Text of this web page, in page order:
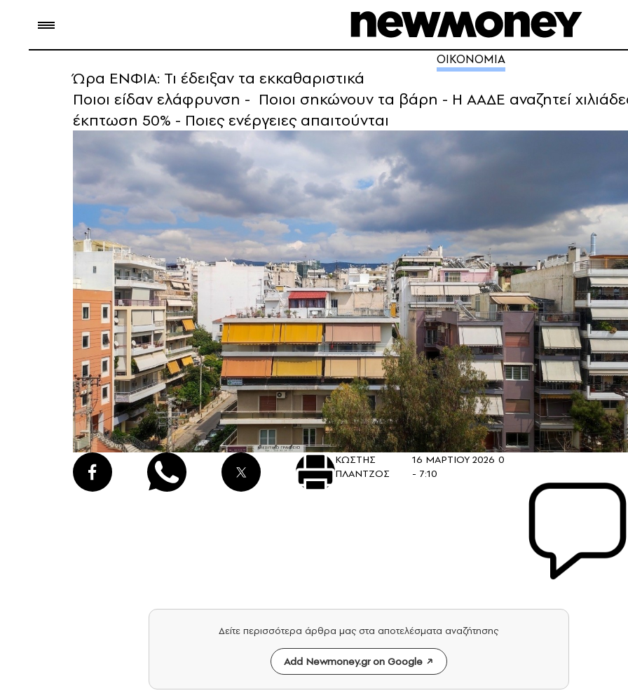
ΟΙΚΟΝΟΜΙΑ
Ώρα ΕΝΦΙΑ: Τι έδειξαν τα εκκαθαριστικά
Ποιοι είδαν ελάφρυνση - Ποιοι σηκώνουν τα βάρη - Η ΑΑΔΕ αναζητεί
έκπτωση 50% - Ποιες ενέργειες απαιτούνται
ΚΩΣΤΗΣ
ΠΛΑΝΤΖΟΣ
16 ΜΑΡΤΙΟΥ 2026
- 7:10
0
Δείτε περισσότερα άρθρα μας στα αποτελέσματα αναζήτησης
Add Newmoney.gr on Google